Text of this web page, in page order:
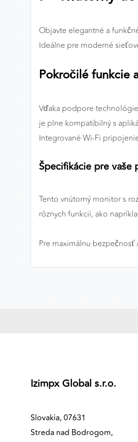
Objavte elegantné a
Ideálne pre moderné
Pokročilé funkcie
Vďaka podpore
je plne kompatibilný s
Integrované Wi-Fi
Špecifikácie pre vaše
Tento vnútorný monitor s
rôznych funkcií, ako
Pre maximálnu
Izimpx Global s.r.o.
Slovakia, 07631
Streda nad Bodrogom,
Analytické cookies nám
nášho webu. Ich pomocou
pomocou týchto cookies
konkrétnych používateľov
cookies môžeme
Poskytovateľ: Google
MARKETINGOVÉ
Marketingové cookies sa